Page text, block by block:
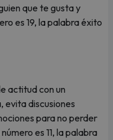
que te gusta y
es 19, la palabra éxito
actitud con un
evita discusiones
para no perder
es 11, la palabra